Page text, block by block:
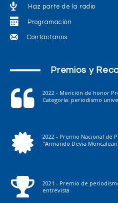
Haz parte de la radio
Programación
Contáctanos
Premios y
2022 - Mención de honor
Categoría: periodismo
2022 - Premio Nacional de
"Armando Devia
2021 - Premio de
entrevista